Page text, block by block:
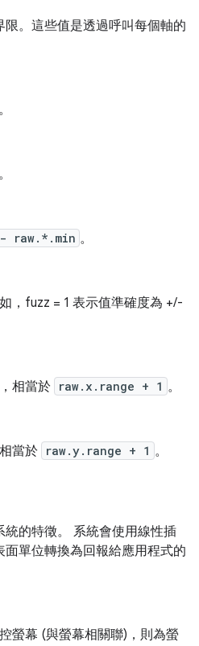
。這些值是透過呼叫每個軸的
raw.*.min 。
，fuzz = 1 表示值準確度為 +/-
相當於 raw.x.range + 1 。
當於 raw.y.range + 1 。
的特徵。 系統會使用線性插
單位轉換為回報給應用程式的
螢幕 (與螢幕相關聯)，則為螢